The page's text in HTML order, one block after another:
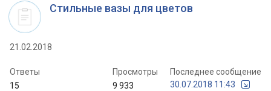
Стильные вазы для цветов
21.02.2018
Ответы
15
Просмотры
9 933
Последнее сообщение
30.07.2018 11:43